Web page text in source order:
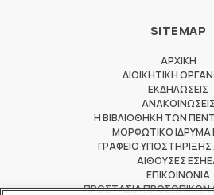
SITEMAP
ΑΡΧΙΚΗ
ΔΙΟΙΚΗΤΙΚΗ
ΕΚΔΗΛΩΣΕΙΣ
ΑΝΑΚΟΙΝΩΣΕΙΣ
Η ΒΙΒΛΙΟΘΗΚΗ ΤΩΝ
ΜΟΡΦΩΤΙΚΟ ΙΔΡΥΜΑ
ΓΡΑΦΕΙΟ
ΑΙΘΟΥΣΕΣ
ΕΠΙΚΟΙΝΩΝΙΑ
ΠΡΟΣΤΑΣΙΑ